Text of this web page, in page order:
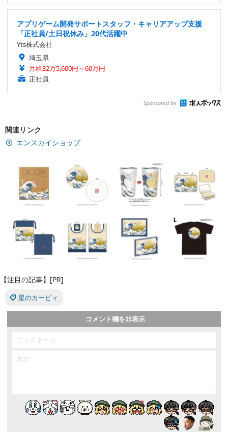
アプリゲーム開発サポートスタッフ・キャリアアップ支援
「正社員/土日祝休み」20代活躍中
Yts株式会社
埼玉県
月給32万5,600円～60万円
正社員
Sponsored by
関連リンク
エンスカイショップ
【注目の記事】[PR]
星のカービィ
コメント欄を非表示